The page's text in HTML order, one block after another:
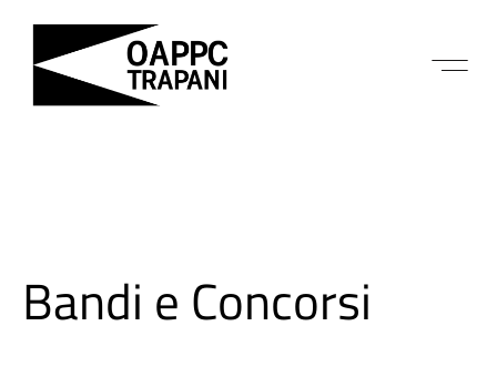
Bandi e Concorsi